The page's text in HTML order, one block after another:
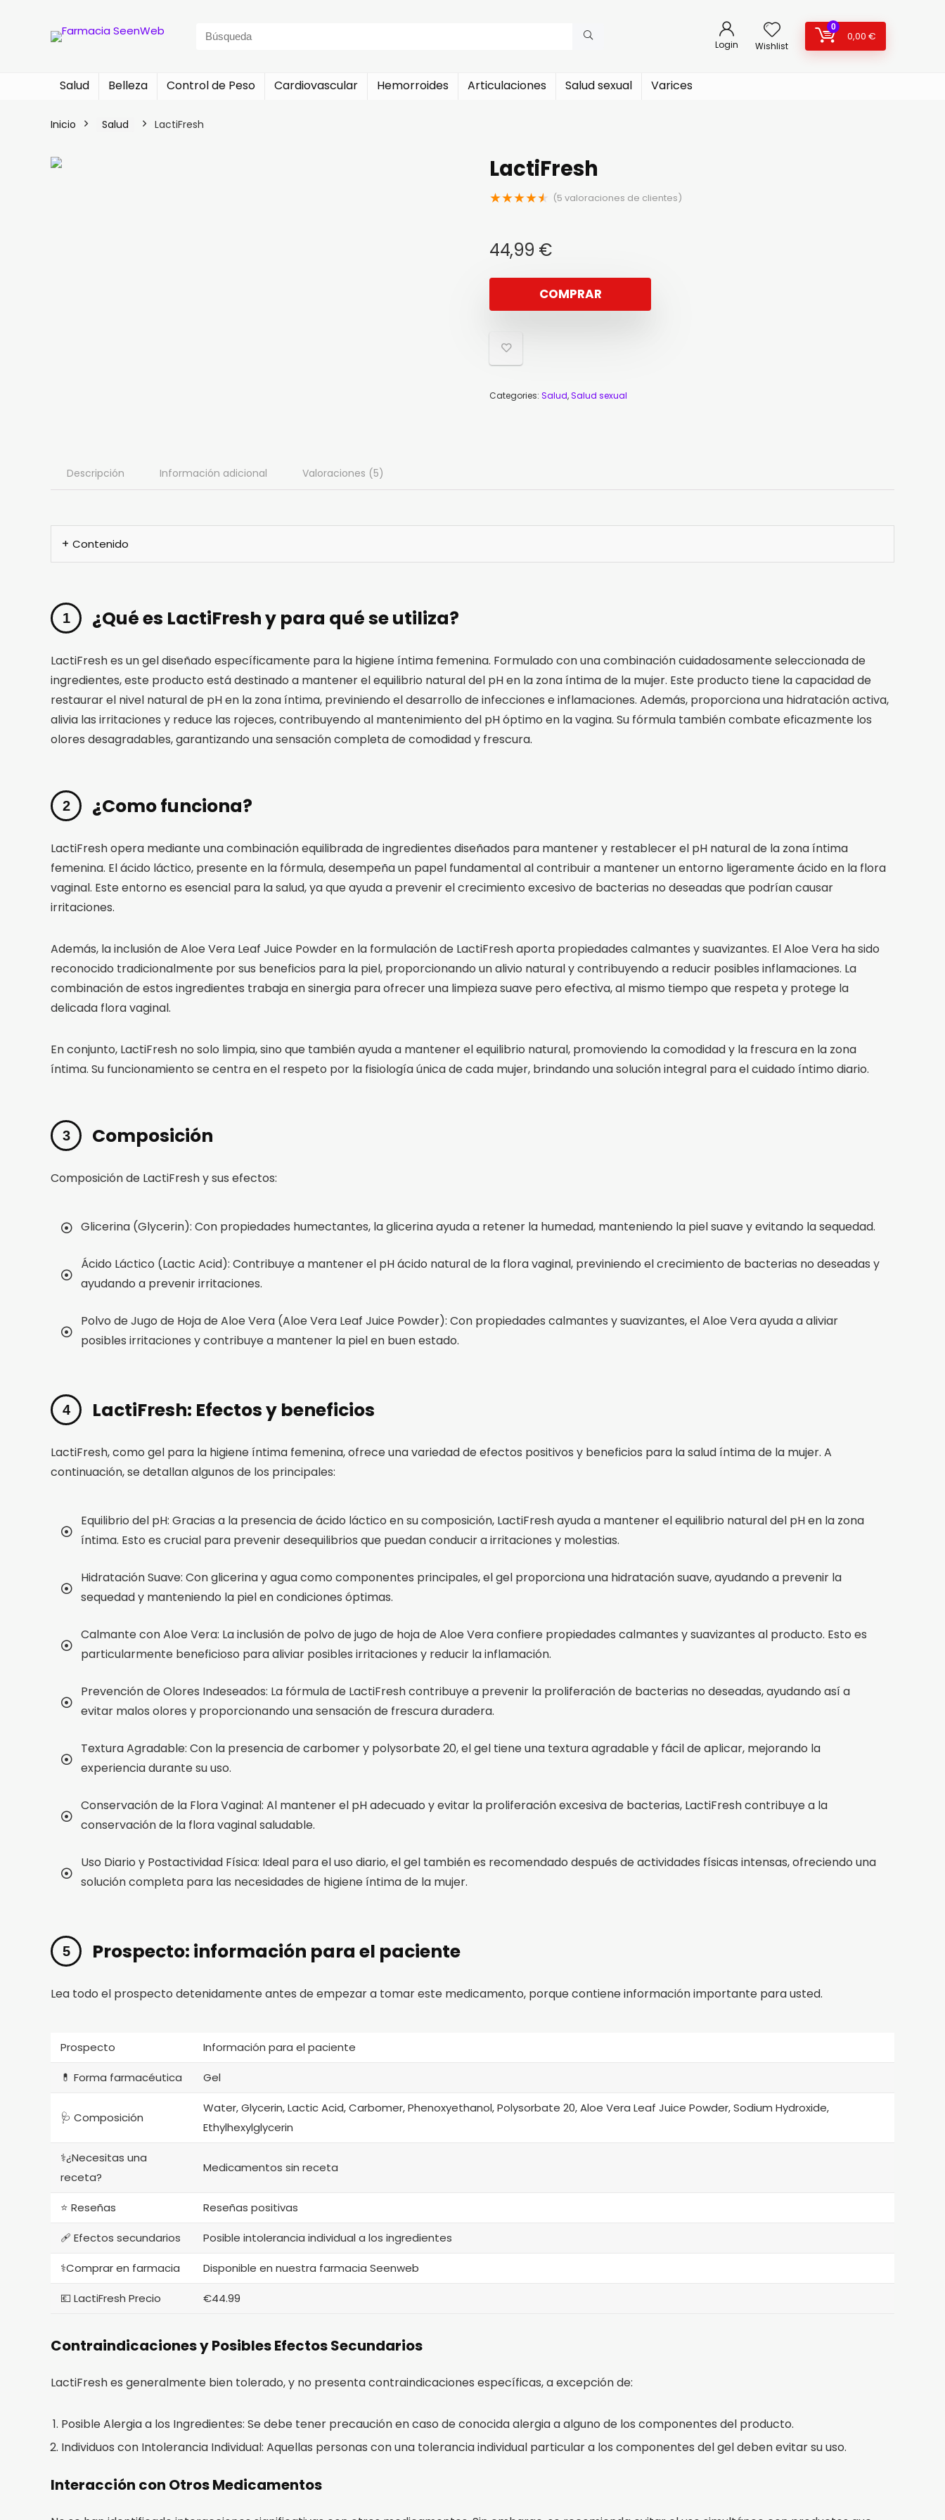
Search
Login Wishlist
0
0,00 €
Salud Belleza Control de Peso Cardiovascular Hemorroides Articulaciones Salud sexual Varices
Inicio Salud LactiFresh
LactiFresh
★★★★★ (5 valoraciones de clientes)
44,99 €
COMPRAR
Categories: Salud,Salud sexual
Descripción Información adicional Valoraciones (5)
Contenido
¿Qué es LactiFresh y para qué se utiliza?
LactiFresh es un gel diseñado específicamente para la higiene íntima femenina. Formulado con una combinación cuidadosamente seleccionada de
ingredientes, este producto está destinado a mantener el equilibrio natural del pH en la zona íntima de la mujer. Este producto tiene la capacidad de
restaurar el nivel natural de pH en la zona íntima, previniendo el desarrollo de infecciones e inflamaciones. Además, proporciona una hidratación activa,
alivia las irritaciones y reduce las rojeces, contribuyendo al mantenimiento del pH óptimo en la vagina. Su fórmula también combate eficazmente los
olores desagradables, garantizando una sensación completa de comodidad y frescura.
¿Como funciona?
LactiFresh opera mediante una combinación equilibrada de ingredientes diseñados para mantener y restablecer el pH natural de la zona íntima
femenina. El ácido láctico, presente en la fórmula, desempeña un papel fundamental al contribuir a mantener un entorno ligeramente ácido en la flora
vaginal. Este entorno es esencial para la salud, ya que ayuda a prevenir el crecimiento excesivo de bacterias no deseadas que podrían causar
irritaciones.
Además, la inclusión de Aloe Vera Leaf Juice Powder en la formulación de LactiFresh aporta propiedades calmantes y suavizantes. El Aloe Vera ha sido
reconocido tradicionalmente por sus beneficios para la piel, proporcionando un alivio natural y contribuyendo a reducir posibles inflamaciones. La
combinación de estos ingredientes trabaja en sinergia para ofrecer una limpieza suave pero efectiva, al mismo tiempo que respeta y protege la
delicada flora vaginal.
En conjunto, LactiFresh no solo limpia, sino que también ayuda a mantener el equilibrio natural, promoviendo la comodidad y la frescura en la zona
íntima. Su funcionamiento se centra en el respeto por la fisiología única de cada mujer, brindando una solución integral para el cuidado íntimo diario.
Composición
Composición de LactiFresh y sus efectos:
Glicerina (Glycerin): Con propiedades humectantes, la glicerina ayuda a retener la humedad, manteniendo la piel suave y evitando la sequedad.
Ácido Láctico (Lactic Acid): Contribuye a mantener el pH ácido natural de la flora vaginal, previniendo el crecimiento de bacterias no deseadas y
ayudando a prevenir irritaciones.
Polvo de Jugo de Hoja de Aloe Vera (Aloe Vera Leaf Juice Powder): Con propiedades calmantes y suavizantes, el Aloe Vera ayuda a aliviar
posibles irritaciones y contribuye a mantener la piel en buen estado.
LactiFresh: Efectos y beneficios
LactiFresh, como gel para la higiene íntima femenina, ofrece una variedad de efectos positivos y beneficios para la salud íntima de la mujer. A
continuación, se detallan algunos de los principales:
Equilibrio del pH: Gracias a la presencia de ácido láctico en su composición, LactiFresh ayuda a mantener el equilibrio natural del pH en la zona
íntima. Esto es crucial para prevenir desequilibrios que puedan conducir a irritaciones y molestias.
Hidratación Suave: Con glicerina y agua como componentes principales, el gel proporciona una hidratación suave, ayudando a prevenir la
sequedad y manteniendo la piel en condiciones óptimas.
Calmante con Aloe Vera: La inclusión de polvo de jugo de hoja de Aloe Vera confiere propiedades calmantes y suavizantes al producto. Esto es
particularmente beneficioso para aliviar posibles irritaciones y reducir la inflamación.
Prevención de Olores Indeseados: La fórmula de LactiFresh contribuye a prevenir la proliferación de bacterias no deseadas, ayudando así a
evitar malos olores y proporcionando una sensación de frescura duradera.
Textura Agradable: Con la presencia de carbomer y polysorbate 20, el gel tiene una textura agradable y fácil de aplicar, mejorando la
experiencia durante su uso.
Conservación de la Flora Vaginal: Al mantener el pH adecuado y evitar la proliferación excesiva de bacterias, LactiFresh contribuye a la
conservación de la flora vaginal saludable.
Uso Diario y Postactividad Física: Ideal para el uso diario, el gel también es recomendado después de actividades físicas intensas, ofreciendo una
solución completa para las necesidades de higiene íntima de la mujer.
Prospecto: información para el paciente
Lea todo el prospecto detenidamente antes de empezar a tomar este medicamento, porque contiene información importante para usted.
Prospecto Información para el paciente
💊 Forma farmacéutica Gel
🩺 Composición
Water, Glycerin, Lactic Acid, Carbomer, Phenoxyethanol, Polysorbate 20, Aloe Vera Leaf Juice Powder, Sodium Hydroxide,
Ethylhexylglycerin
⚕️¿Necesitas una
receta?
Medicamentos sin receta
⭐ Reseñas Reseñas positivas
🩹 Efectos secundarios Posible intolerancia individual a los ingredientes
⚕️Comprar en farmacia Disponible en nuestra farmacia Seenweb
💶 LactiFresh Precio €44.99
Contraindicaciones y Posibles Efectos Secundarios
LactiFresh es generalmente bien tolerado, y no presenta contraindicaciones específicas, a excepción de:
Posible Alergia a los Ingredientes: Se debe tener precaución en caso de conocida alergia a alguno de los componentes del producto.
Individuos con Intolerancia Individual: Aquellas personas con una tolerancia individual particular a los componentes del gel deben evitar su uso.
Interacción con Otros Medicamentos